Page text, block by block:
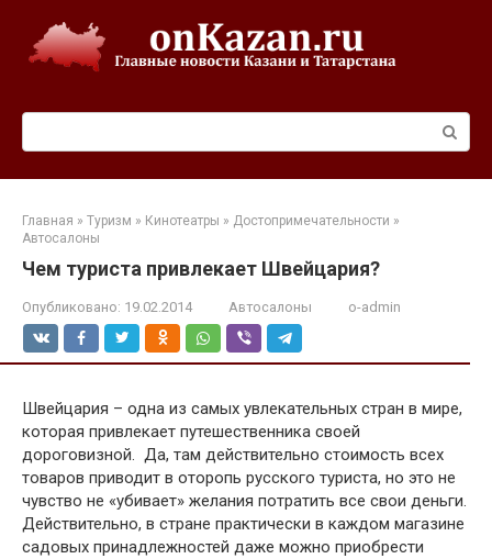
контенту
Главная » Туризм » Кинотеатры » Достопримечательности »
Автосалоны
Чем туриста привлекает Швейцария?
Опубликовано: 19.02.2014 Автосалоны o-admin
Швейцария – одна из самых увлекательных стран в мире,
которая привлекает путешественника своей
дороговизной. Да, там действительно стоимость всех
товаров приводит в оторопь русского туриста, но это не
чувство не «убивает» желания потратить все свои деньги.
Действительно, в стране практически в каждом магазине
садовых принадлежностей даже можно приобрести